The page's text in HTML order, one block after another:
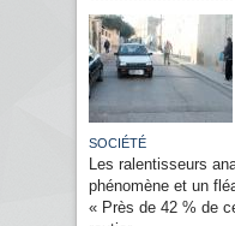
SOCIÉTÉ
Les ralentisseurs
phénomène et un
« Près de 42 % de